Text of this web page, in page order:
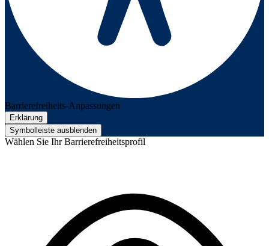
Barrierefreiheits-Anpassungen
Erklärung
Symbolleiste ausblenden
Wählen Sie Ihr Barrierefreiheitsprofil